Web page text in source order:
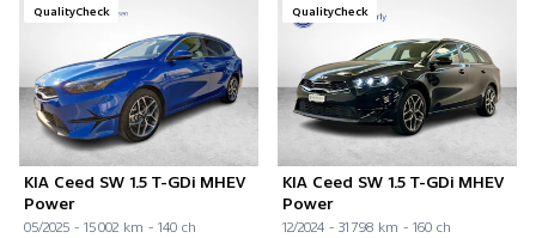
QualityCheck
KIA Ceed SW 1.5 T-GDi MHEV
Power
05/2025 - 15 002 km - 140 ch
QualityCheck
KIA Ceed SW 1.5 T-GDi MHEV
Power
12/2024 - 31 798 km - 160 ch